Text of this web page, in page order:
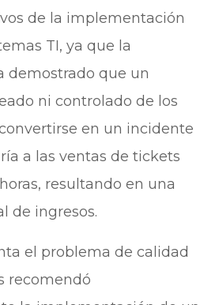
de la implementación
TI, ya que la
demostrado que un
ni controlado de los
en un incidente
a las ventas de tickets
resultando en una
de ingresos.
el problema de calidad
recomendó